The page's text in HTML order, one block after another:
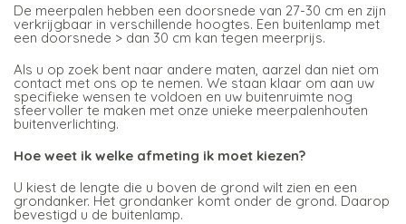
De meerpalen hebben een doorsnede van 27-30 cm en zijn
verkrijgbaar in verschillende hoogtes. Een buitenlamp met
een doorsnede > dan 30 cm kan tegen meerprijs.
Als u op zoek bent naar andere maten, aarzel dan niet om
contact met ons op te nemen. We staan klaar om aan uw
specifieke wensen te voldoen en uw buitenruimte nog
sfeervoller te maken met onze unieke meerpalenhouten
buitenverlichting.
Hoe weet ik welke afmeting ik moet kiezen?
U kiest de lengte die u boven de grond wilt zien en een
grondanker. Het grondanker komt onder de grond. Daarop
bevestigd u de buitenlamp.